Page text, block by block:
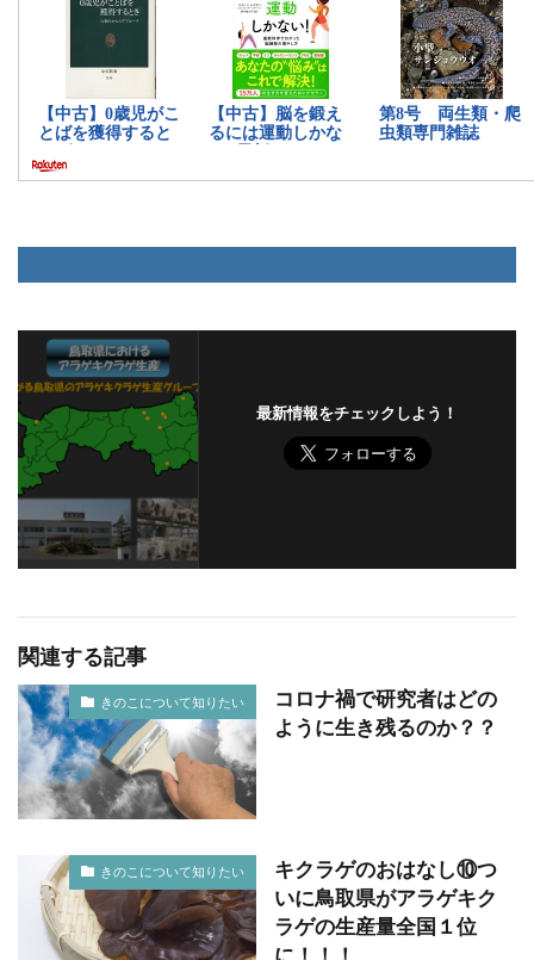
最新情報をチェックしよう！
関連する記事
きのこについて知りたい
コロナ禍で研究者はどの
ように生き残るのか？？
きのこについて知りたい
キクラゲのおはなし⑩つ
いに鳥取県がアラゲキク
ラゲの生産量全国１位
に！！！